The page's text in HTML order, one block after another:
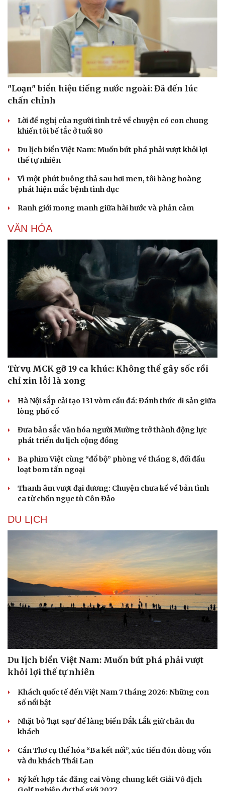
Văn hóa
Sân khấu - Điện ảnh
Âm nhạc
Giải trí
"Loạn" biển hiệu tiếng nước ngoài: Đã đến lúc
chấn chỉnh
Lời đề nghị của người tình trẻ về chuyện có con chung
khiến tôi bế tắc ở tuổi 80
Du lịch biển Việt Nam: Muốn bứt phá phải vượt khỏi lợi
thế tự nhiên
Vì một phút buông thả sau hơi men, tôi bàng hoàng
phát hiện mắc bệnh tình dục
Ranh giới mong manh giữa hài hước và phản cảm
VĂN HÓA
Từ vụ MCK gỡ 19 ca khúc: Không thể gây sốc rồi
chỉ xin lỗi là xong
Hà Nội sắp cải tạo 131 vòm cầu đá: Đánh thức di sản giữa
lòng phố cổ
Đưa bản sắc văn hóa người Mường trở thành động lực
phát triển du lịch cộng đồng
Ba phim Việt cùng “đổ bộ” phòng vé tháng 8, đối đầu
loạt bom tấn ngoại
Thanh âm vượt đại dương: Chuyện chưa kể về bản tình
ca từ chốn ngục tù Côn Đảo
DU LỊCH
Du lịch biển Việt Nam: Muốn bứt phá phải vượt
khỏi lợi thế tự nhiên
Khách quốc tế đến Việt Nam 7 tháng 2026: Những con
số nổi bật
Nhặt bỏ 'hạt sạn' để làng biển Đắk Lắk giữ chân du
khách
Cần Thơ cụ thể hóa “Ba kết nối”, xúc tiến đón dòng vốn
và du khách Thái Lan
Ký kết hợp tác đăng cai Vòng chung kết Giải Vô địch